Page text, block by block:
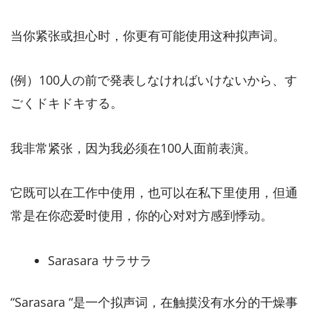
当你紧张或担心时，你更有可能使用这种拟声词。
(例）100人の前で発表しなければいけないから、す
ごくドキドキする。
我非常紧张，因为我必须在100人面前表演。
它既可以在工作中使用，也可以在私下里使用，但通
常是在你恋爱时使用，你的心对对方感到悸动。
Sarasara サラサラ
“Sarasara “是一个拟声词，在触摸没有水分的干燥事